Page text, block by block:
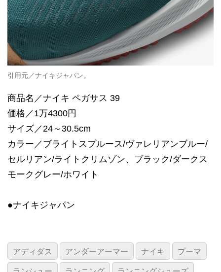
引用元／ナイキジャパン。
商品名／ナイキ ペガサス 39
価格／1万4300円
サイズ／24～30.5cm
カラー／ブライトスプルース/ヴァレリアンブルー/
セルリアン/ライトクリムゾン、ブラック/ダークス
モークグレー/ホワイト
●ナイキジャパン
アディダス アンダーアーマー ナイキ プーマ